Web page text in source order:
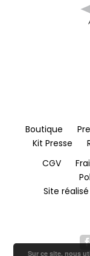
Boutique
Kit Presse
CGV
Site
Sur ce site, nous